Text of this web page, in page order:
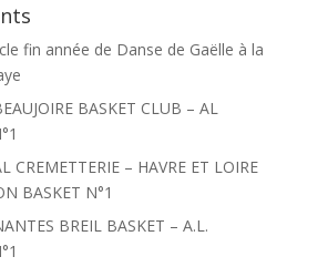
fin année de Danse de Gaëlle à la
BASKET CLUB – AL
CREMETTERIE – HAVRE ET LOIRE
BASKET N°1
BREIL BASKET – A.L.